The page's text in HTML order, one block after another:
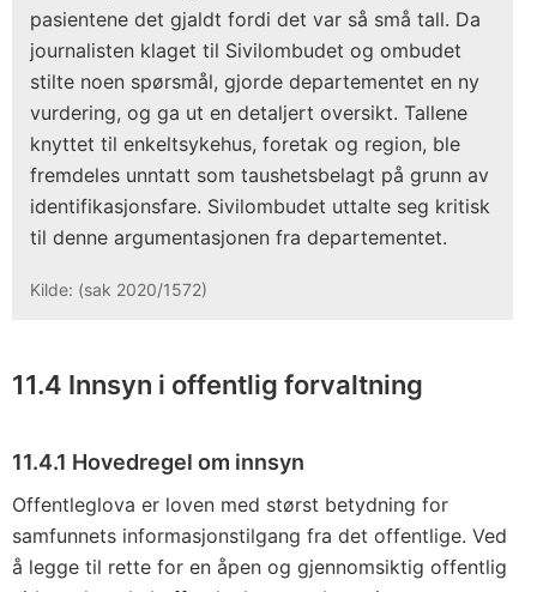
pasientene det gjaldt fordi det var så små tall. Da
journalisten klaget til Sivilombudet og ombudet
stilte noen spørsmål, gjorde departementet en ny
vurdering, og ga ut en detaljert oversikt. Tallene
knyttet til enkeltsykehus, foretak og region, ble
fremdeles unntatt som taushetsbelagt på grunn av
identifikasjonsfare. Sivilombudet uttalte seg kritisk
til denne argumentasjonen fra departementet.
Kilde: (sak 2020/1572)
11.4 Innsyn i offentlig forvaltning
11.4.1 Hovedregel om innsyn
Offentleglova er loven med størst betydning for
samfunnets informasjonstilgang fra det offentlige. Ved
å legge til rette for en åpen og gjennomsiktig offentlig